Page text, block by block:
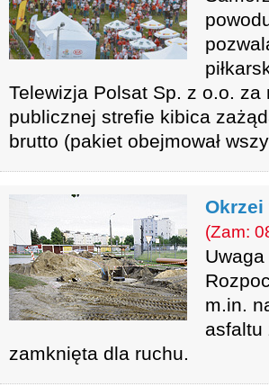
Telewizja Polsat Sp. z o.o.
publicznej strefie kibica
brutto (pakiet obejmował
Okrzei
(Zam:
m.in.
asfaltu
zamknięta dla ruchu.